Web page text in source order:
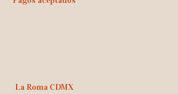
La Roma CDMX